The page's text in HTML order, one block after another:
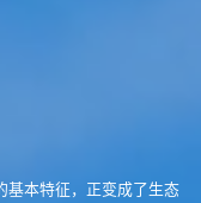
基本特征，正变成了生态